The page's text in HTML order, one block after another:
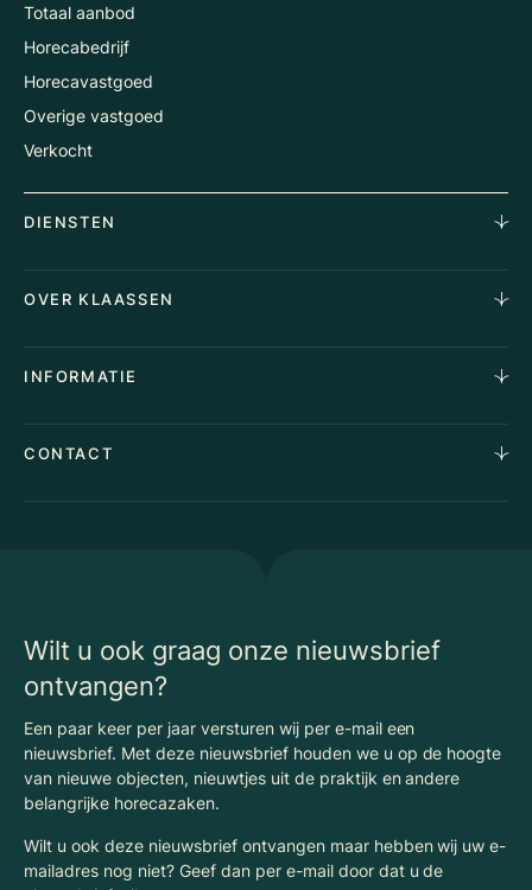
Totaal aanbod
Horecabedrijf
Horecavastgoed
Overige vastgoed
Verkocht
DIENSTEN
Aankoopopdracht
Stille verkoop
Taxaties
Advies
OVER KLAASSEN
Waarom Klaassen
Vacatures
Algemene voorwaarden
INFORMATIE
Vergunningen
CONTACT
Wilt u ook graag onze nieuwsbrief
ontvangen?
Een paar keer per jaar versturen wij per e-mail een
nieuwsbrief. Met deze nieuwsbrief houden we u op de hoogte
van nieuwe objecten, nieuwtjes uit de praktijk en andere
belangrijke horecazaken.
Wilt u ook deze nieuwsbrief ontvangen maar hebben wij uw e-
mailadres nog niet? Geef dan per e-mail door dat u de